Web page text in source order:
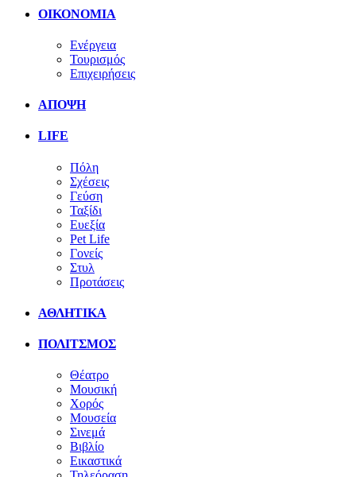
ΟΙΚΟΝΟΜΙΑ
Ενέργεια
Τουρισμός
Επιχειρήσεις
ΑΠΟΨΗ
LIFE
Πόλη
Σχέσεις
Γεύση
Ταξίδι
Ευεξία
Pet Life
Γονείς
Στυλ
Προτάσεις
ΑΘΛΗΤΙΚΑ
ΠΟΛΙΤΣΜΟΣ
Θέατρο
Μουσική
Χορός
Μουσεία
Σινεμά
Βιβλίο
Εικαστικά